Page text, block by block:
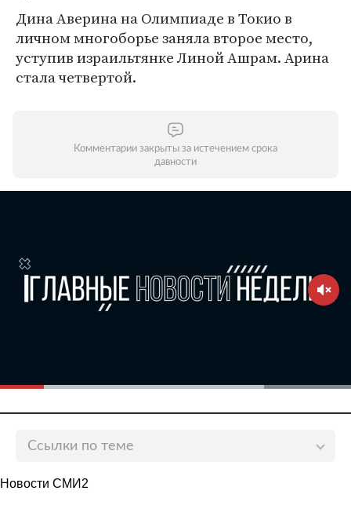
Дина Аверина на Олимпиаде в Токио в
личном многоборье заняла второе место,
уступив израильтянке Линой Ашрам. Арина
стала четвертой.
Комментарии закрыты за истечением срока
давности
Ссылки по теме
вручении BMW Авериной гимнаста
Новости СМИ2